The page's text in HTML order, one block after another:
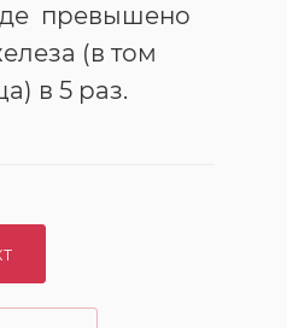
превышено
(в том
в 5 раз.